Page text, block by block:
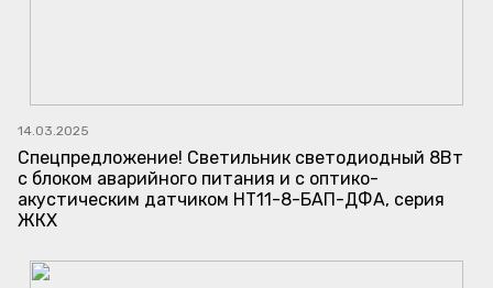
14.03.2025
Спецпредложение! Светильник светодиодный 8Вт
с блоком аварийного питания и с оптико-
акустическим датчиком НТ11-8-БАП-ДФА, серия
ЖКХ